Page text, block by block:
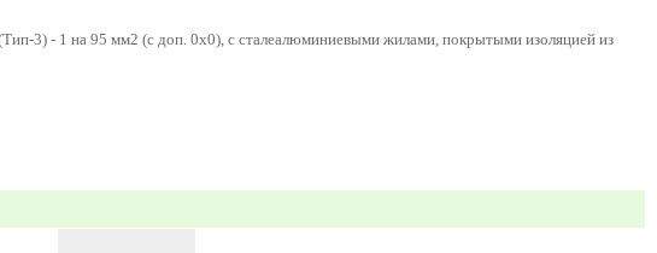
3) - 1 на 95 мм2 (с доп. 0x0), с сталеалюминиевыми жилами, покрытыми изоляцией из